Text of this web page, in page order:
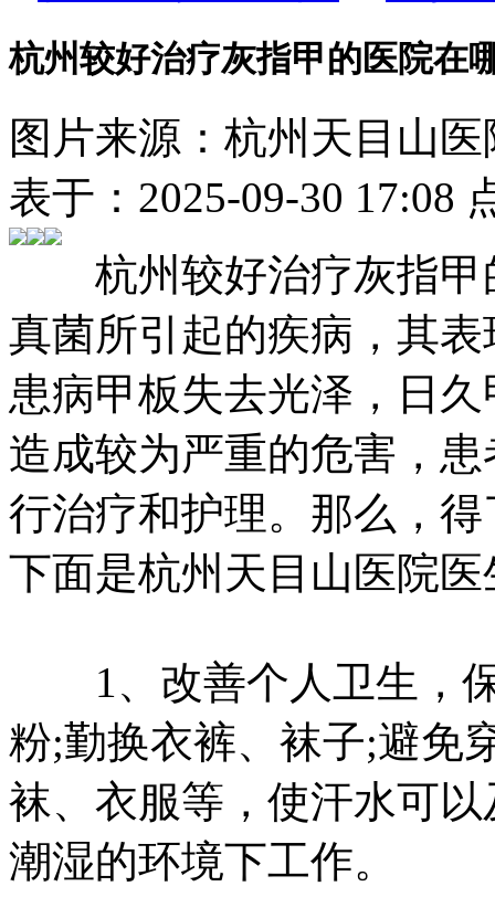
杭州较好治疗灰指甲的医院在
图片来源：杭州天目山
表于：2025-09-30 17:08
杭州较好治疗灰指甲
真菌所引起的疾病，其
患病甲板失去光泽，日
造成较为严重的危害，
行治疗和护理。那么，
下面是杭州天目山医院
1、改善个人卫生，保
粉;勤换衣裤、袜子;避免
袜、衣服等，使汗水可
潮湿的环境下工作。